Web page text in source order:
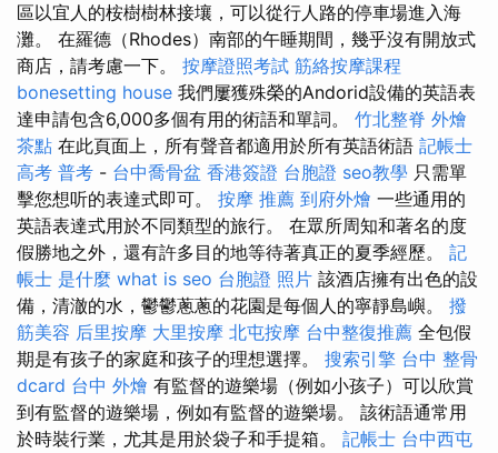
區以宜人的桉樹樹林接壤，可以從行人路的停車場進入海
灘。 在羅德（Rhodes）南部的午睡期間，幾乎沒有開放式
商店，請考慮一下。 按摩證照考試 筋絡按摩課程
bonesetting house 我們屢獲殊榮的Andorid設備的英語表
達申請包含6,000多個有用的術語和單詞。 竹北整脊 外燴
茶點 在此頁面上，所有聲音都適用於所有英語術語 記帳士
高考 普考 - 台中喬骨盆 香港簽證 台胞證 seo教學 只需單
擊您想听的表達式即可。 按摩 推薦 到府外燴 一些通用的
英語表達式用於不同類型的旅行。 在眾所周知和著名的度
假勝地之外，還有許多目的地等待著真正的夏季經歷。 記
帳士 是什麼 what is seo 台胞證 照片 該酒店擁有出色的設
備，清澈的水，鬱鬱蔥蔥的花園是每個人的寧靜島嶼。 撥
筋美容 后里按摩 大里按摩 北屯按摩 台中整復推薦 全包假
期是有孩子的家庭和孩子的理想選擇。 搜索引擎 台中 整骨
dcard 台中 外燴 有監督的遊樂場（例如小孩子）可以欣賞
到有監督的遊樂場，例如有監督的遊樂場。 該術語通常用
於時裝行業，尤其​​是用於袋子和手提箱。 記帳士 台中西屯